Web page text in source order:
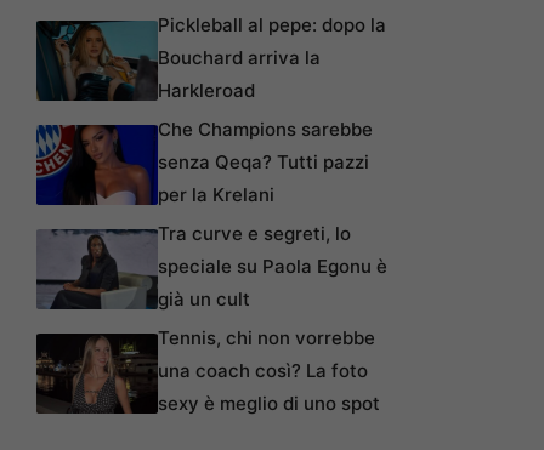
Pickleball al pepe: dopo la
Bouchard arriva la
Harkleroad
Che Champions sarebbe
senza Qeqa? Tutti pazzi
per la Krelani
Tra curve e segreti, lo
speciale su Paola Egonu è
già un cult
Tennis, chi non vorrebbe
una coach così? La foto
sexy è meglio di uno spot